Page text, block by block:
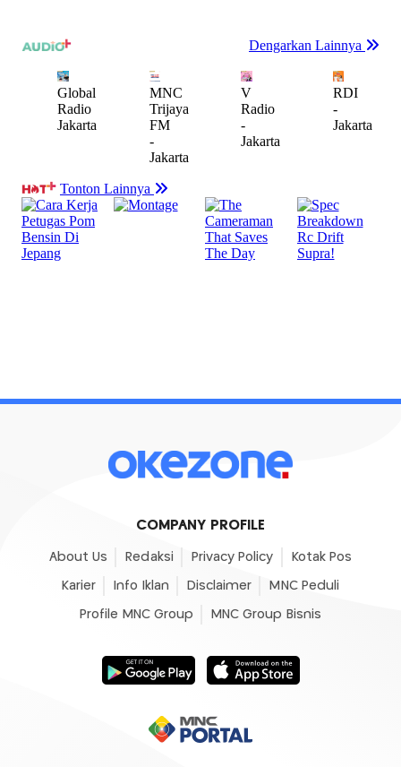
COMPANY PROFILE
About Us Redaksi Privacy Policy Kotak Pos
Karier Info Iklan Disclaimer MNC Peduli
Profile MNC Group MNC Group Bisnis